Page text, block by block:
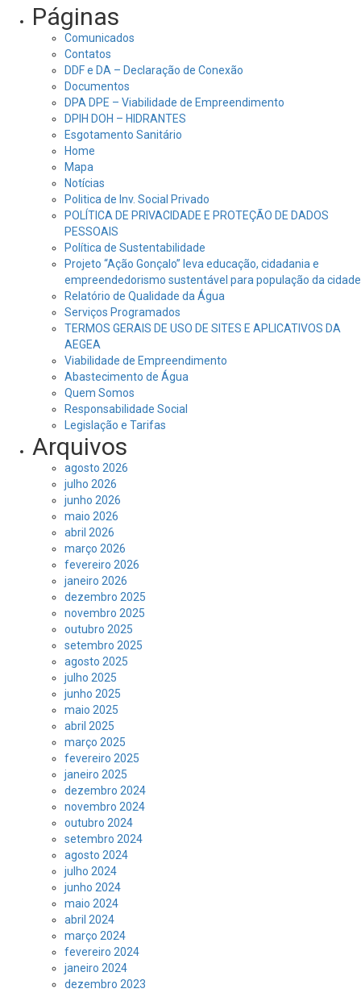
Páginas
Comunicados
Contatos
DDF e DA – Declaração de Conexão
Documentos
DPA DPE – Viabilidade de Empreendimento
DPIH DOH – HIDRANTES
Esgotamento Sanitário
Home
Mapa
Notícias
Politica de Inv. Social Privado
POLÍTICA DE PRIVACIDADE E PROTEÇÃO DE DADOS
PESSOAIS
Política de Sustentabilidade
Projeto “Ação Gonçalo” leva educação, cidadania e
empreendedorismo sustentável para população da cidade
Relatório de Qualidade da Água
Serviços Programados
TERMOS GERAIS DE USO DE SITES E APLICATIVOS DA
AEGEA
Viabilidade de Empreendimento
Abastecimento de Água
Quem Somos
Responsabilidade Social
Legislação e Tarifas
Arquivos
agosto 2026
julho 2026
junho 2026
maio 2026
abril 2026
março 2026
fevereiro 2026
janeiro 2026
dezembro 2025
novembro 2025
outubro 2025
setembro 2025
agosto 2025
julho 2025
junho 2025
maio 2025
abril 2025
março 2025
fevereiro 2025
janeiro 2025
dezembro 2024
novembro 2024
outubro 2024
setembro 2024
agosto 2024
julho 2024
junho 2024
maio 2024
abril 2024
março 2024
fevereiro 2024
janeiro 2024
dezembro 2023